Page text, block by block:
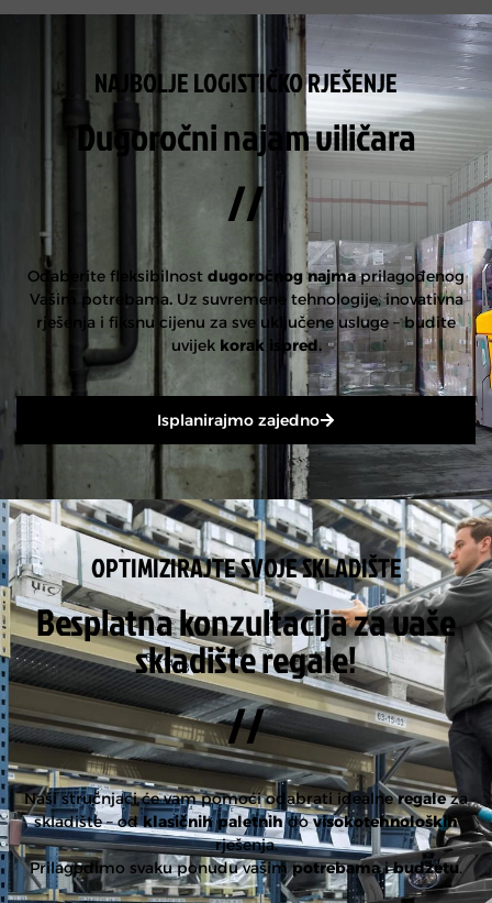
NAJBOLJE LOGISTIČKO RJEŠENJE
Dugoročni najam viličara
//
Odaberite fleksibilnost dugoročnog najmaprilagođenog
Vašim potrebama.Uz suvremene tehnologije, inovativna
rješenja i fiksnu cijenu za sve uključene usluge – budite
uvijekkorak ispred.
Isplanirajmo zajedno
OPTIMIZIRAJTE SVOJE SKLADIŠTE
Besplatna konzultacija za vaše
skladište regale!
//
Naši stručnjaci će vam pomoći odabrati idealneregaleza
skladište – odklasičnih paletnihdovisokotehnoloških
rješenja.
Prilagodimo svaku ponudu vašimpotrebamaibudžetu.